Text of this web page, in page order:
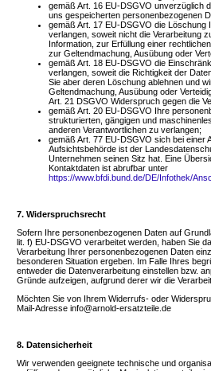
gemäß Art. 16 EU-DSGVO unverzüglich
uns gespeicherten personenbezogenen
gemäß Art. 17 EU-DSGVO die
verlangen, soweit nicht die Verarbeitung
Information, zur Erfüllung einer
zur Geltendmachung, Ausübung oder
gemäß Art. 18 EU-DSGVO die
verlangen, soweit die Richtigkeit der
Sie aber deren Löschung ablehnen und
Geltendmachung, Ausübung oder
Art. 21 DSGVO Widerspruch gegen die
gemäß Art. 20 EU-DSGVO Ihre
strukturierten, gängigen und
anderen Verantwortlichen zu verlangen;
gemäß Art. 77 EU-DSGVO sich bei einer
Aufsichtsbehörde ist der
Unternehmen seinen Sitz hat. Eine
Kontaktdaten ist abrufbar unter
https://www.bfdi.bund.de/DE/Infothek/
7. Widerspruchsrecht
Sofern Ihre personenbezogenen Daten auf
lit. f) EU-DSGVO verarbeitet werden, haben Sie
Verarbeitung Ihrer personenbezogenen Daten
besonderen Situation ergeben. Im Falle Ihres
entweder die Datenverarbeitung einstellen bzw.
Gründe aufzeigen, aufgrund derer wir die
Möchten Sie von Ihrem Widerrufs- oder
Mail-Adresse info@arnold-ersatzteile.de
8. Datensicherheit
Wir verwenden geeignete technische und